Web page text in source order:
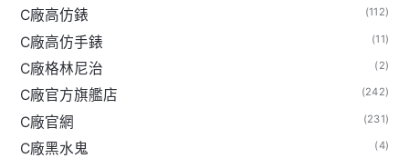
C廠高仿錶 (112)
C廠高仿手錶 (11)
C廠格林尼治 (2)
C廠官方旗艦店 (242)
C廠官網 (231)
C廠黑水鬼 (4)